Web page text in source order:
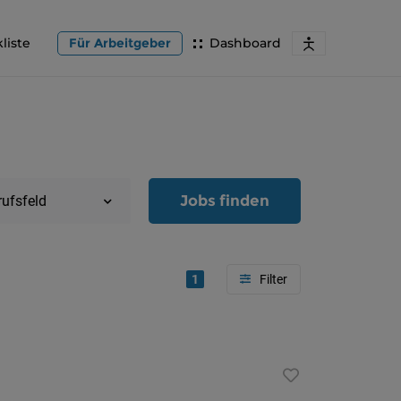
Dashboard
Für Arbeitgeber
Jobs finden
1